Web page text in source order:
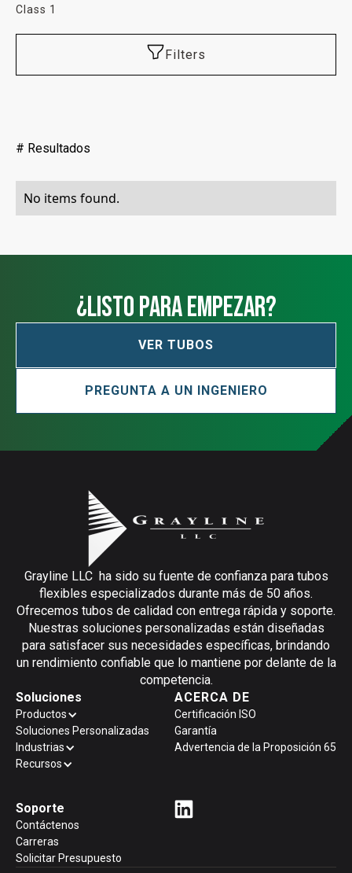
Class 1
Filters
# Resultados
No items found.
¿Listo para empezar?
VER TUBOS
PREGUNTA A UN INGENIERO
Grayline LLC ha sido su fuente de confianza para tubos
flexibles especializados durante más de 50 años.
Ofrecemos tubos de calidad con entrega rápida y soporte.
Nuestras soluciones personalizadas están diseñadas
para satisfacer sus necesidades específicas, brindando
un rendimiento confiable que lo mantiene por delante de la
competencia.
Soluciones
Productos
Soluciones Personalizadas
Industrias
Recursos
ACERCA DE
Certificación ISO
Garantía
Advertencia de la Proposición 65
Soporte
Contáctenos
Carreras
Solicitar Presupuesto